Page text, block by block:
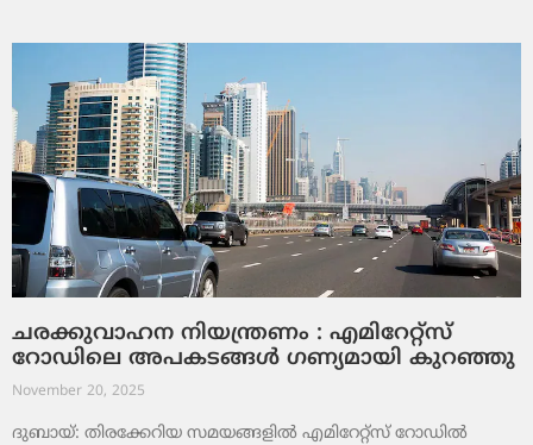
ചരക്കുവാഹന നിയന്ത്രണം : എമിറേറ്റ്സ്
റോഡിലെ അപകടങ്ങൾ ഗണ്യമായി കുറഞ്ഞു
November 20, 2025
ദുബായ്: തിരക്കേറിയ സമയങ്ങളിൽ എമിറേറ്റ്സ് റോഡിൽ